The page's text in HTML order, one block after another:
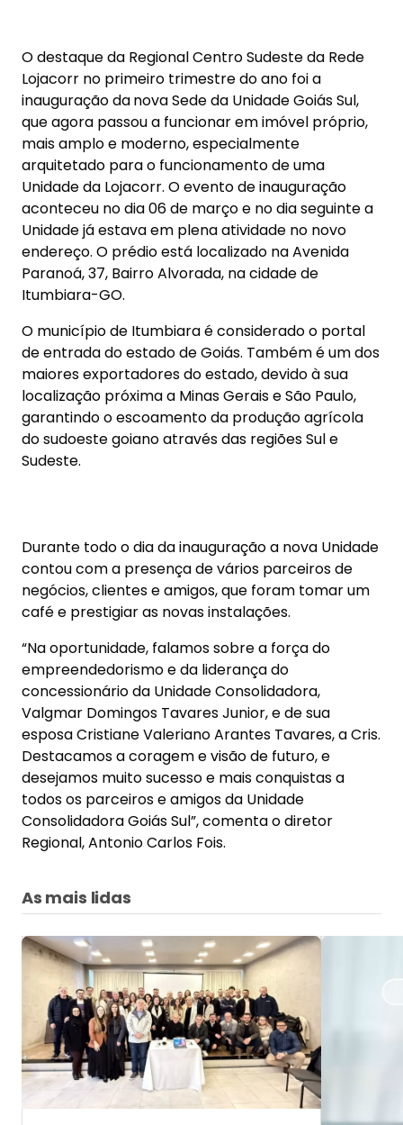
Unidade já estava em plena atividade no novo
endereço. O prédio está localizado na Avenida
Paranoá, 37, Bairro Alvorada, na cidade de
Itumbiara-GO.
O município de Itumbiara é considerado o portal
de entrada do estado de Goiás. Também é um dos
maiores exportadores do estado, devido à sua
localização próxima a Minas Gerais e São Paulo,
garantindo o escoamento da produção agrícola
do sudoeste goiano através das regiões Sul e
Sudeste.
Durante todo o dia da inauguração a nova Unidade
contou com a presença de vários parceiros de
negócios, clientes e amigos, que foram tomar um
café e prestigiar as novas instalações.
“Na oportunidade, falamos sobre a força do
empreendedorismo e da liderança do
concessionário da Unidade Consolidadora,
desejamos muito sucesso e mais conquistas a
todos os parceiros e amigos da Unidade
Consolidadora Goiás Sul”, comenta o diretor
Regional, Antonio Carlos Fois.
As mais lidas
Regionais
Unidade Chapecó fortalece
relacionamento com corretoras e
seguradoras em agenda regional
Coluna